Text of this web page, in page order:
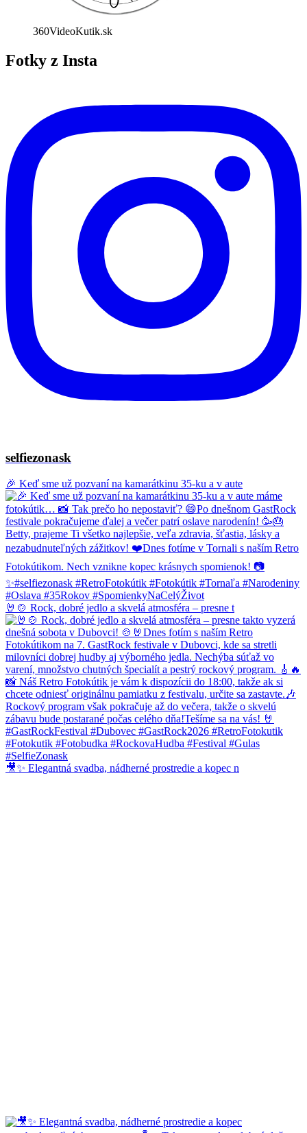
360VideoKutik.sk
Fotky z Insta
selfiezonask
🎉 Keď sme už pozvaní na kamarátkinu 35-ku a v aute
🤘🍲 Rock, dobré jedlo a skvelá atmosféra – presne t
🎥✨ Elegantná svadba, nádherné prostredie a kopec n